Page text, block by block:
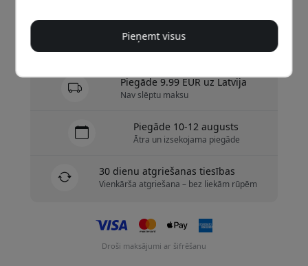
Ir noliktavā — gatavs sūtīšanai
Piegāde 9.99 EUR uz Latvija
Nav slēptu maksu
Piegāde 10-12 augusts
Ātra un izsekojama piegāde
30 dienu atgriešanas tiesības
Vienkārša atgriešana – bez liekām rūpēm
Droši maksājumi ar šifrēšanu
Pieņemt visus